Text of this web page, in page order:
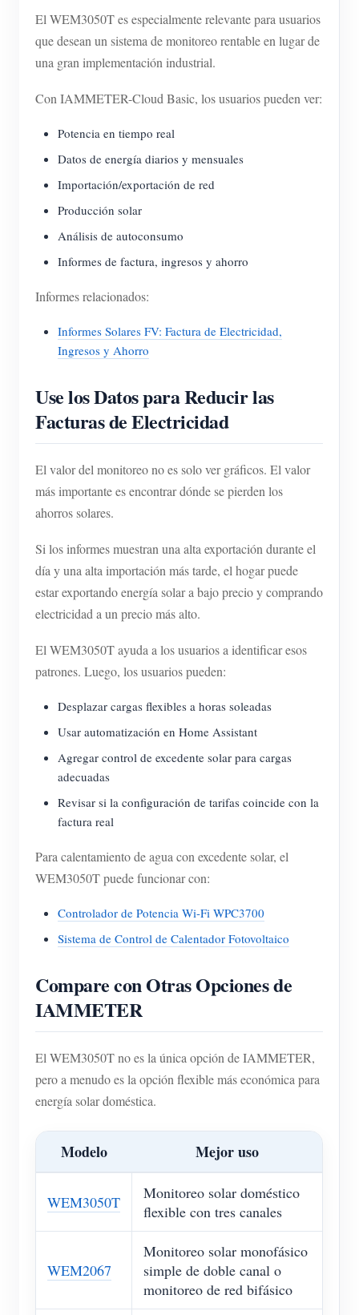
El WEM3050T es especialmente relevante para usuarios
que desean un sistema de monitoreo rentable en lugar de
una gran implementación industrial.
Con IAMMETER-Cloud Basic, los usuarios pueden ver:
Potencia en tiempo real
Datos de energía diarios y mensuales
Importación/exportación de red
Producción solar
Análisis de autoconsumo
Informes de factura, ingresos y ahorro
Informes relacionados:
Informes Solares FV: Factura de Electricidad,
Ingresos y Ahorro
Use los Datos para Reducir las
Facturas de Electricidad
El valor del monitoreo no es solo ver gráficos. El valor
más importante es encontrar dónde se pierden los
ahorros solares.
Si los informes muestran una alta exportación durante el
día y una alta importación más tarde, el hogar puede
estar exportando energía solar a bajo precio y comprando
electricidad a un precio más alto.
El WEM3050T ayuda a los usuarios a identificar esos
patrones. Luego, los usuarios pueden:
Desplazar cargas flexibles a horas soleadas
Usar automatización en Home Assistant
Agregar control de excedente solar para cargas
adecuadas
Revisar si la configuración de tarifas coincide con la
factura real
Para calentamiento de agua con excedente solar, el
WEM3050T puede funcionar con:
Controlador de Potencia Wi-Fi WPC3700
Sistema de Control de Calentador Fotovoltaico
Compare con Otras Opciones de
IAMMETER
El WEM3050T no es la única opción de IAMMETER,
pero a menudo es la opción flexible más económica para
energía solar doméstica.
Modelo Mejor uso
WEM3050T
Monitoreo solar doméstico
flexible con tres canales
WEM2067
Monitoreo solar monofásico
simple de doble canal o
monitoreo de red bifásico